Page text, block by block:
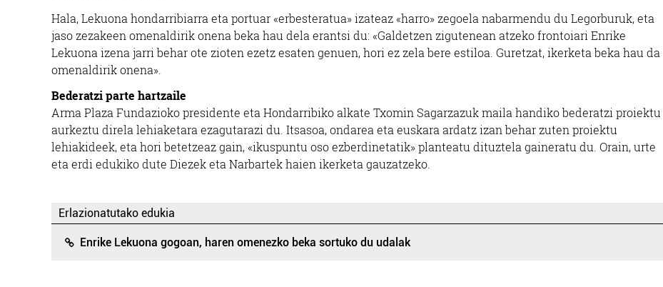
Hala, Lekuona hondarribiarra eta portuar «erbesteratua» izateaz «harro» zegoela nabarmendu du Legorburuk, eta
jaso zezakeen omenaldirik onena beka hau dela erantsi du: «Galdetzen zigutenean atzeko frontoiari Enrike
Lekuona izena jarri behar ote zioten ezetz esaten genuen, hori ez zela bere estiloa. Guretzat, ikerketa beka hau da
omenaldirik onena».
Bederatzi parte hartzaile
Arma Plaza Fundazioko presidente eta Hondarribiko alkate Txomin Sagarzazuk maila handiko bederatzi proiektu
aurkeztu direla lehiaketara ezagutarazi du. Itsasoa, ondarea eta euskara ardatz izan behar zuten proiektu
lehiakideek, eta hori betetzeaz gain, «ikuspuntu oso ezberdinetatik» planteatu dituztela gaineratu du. Orain, urte
eta erdi edukiko dute Diezek eta Narbartek haien ikerketa gauzatzeko.
Erlazionatutako edukia
Enrike Lekuona gogoan, haren omenezko beka sortuko du udalak